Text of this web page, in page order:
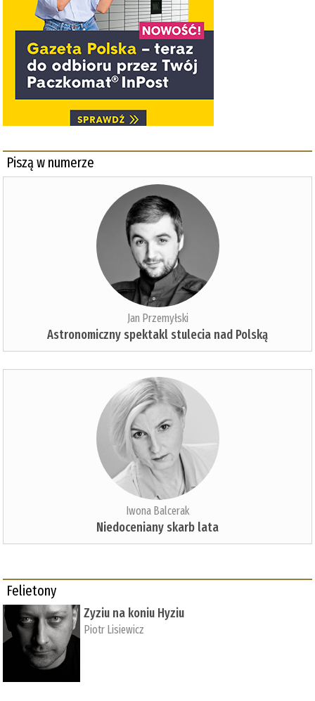
Piszą w numerze
Jan Przemyłski
Astronomiczny spektakl stulecia nad Polską
Iwona Balcerak
Niedoceniany skarb lata
Felietony
Zyziu na koniu Hyziu
Piotr Lisiewicz